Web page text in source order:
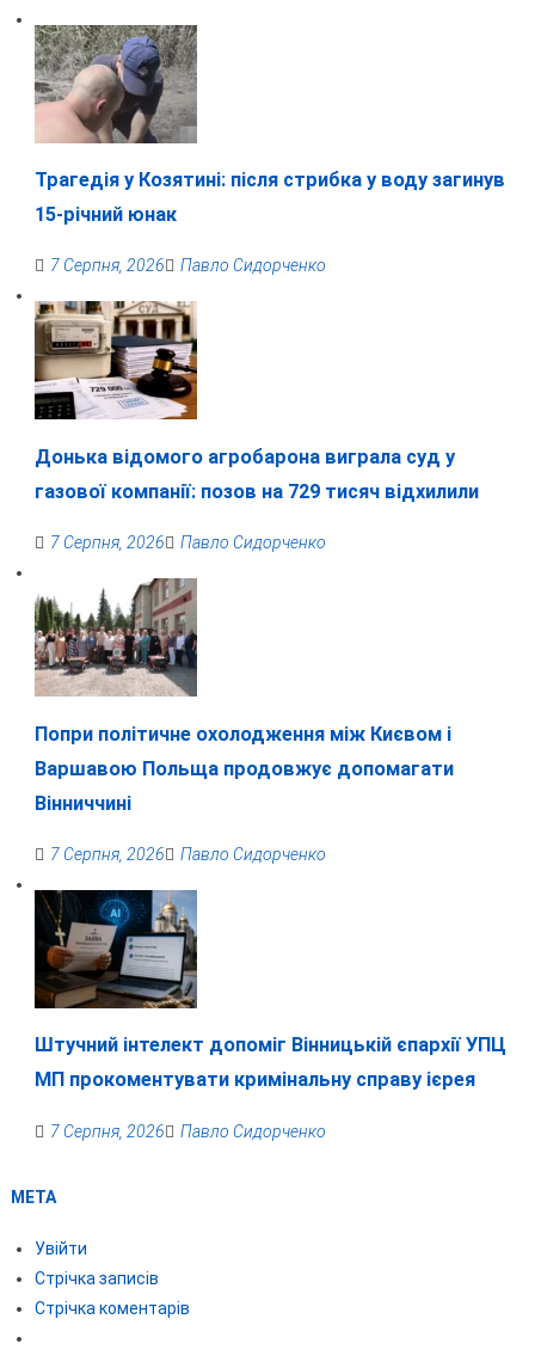
Трагедія у Козятині: після стрибка у воду загинув
15-річний юнак
7 Серпня, 2026 Павло Сидорченко
Донька відомого агробарона виграла суд у
газової компанії: позов на 729 тисяч відхилили
7 Серпня, 2026 Павло Сидорченко
Попри політичне охолодження між Києвом і
Варшавою Польща продовжує допомагати
Вінниччині
7 Серпня, 2026 Павло Сидорченко
Штучний інтелект допоміг Вінницькій єпархії УПЦ
МП прокоментувати кримінальну справу ієрея
7 Серпня, 2026 Павло Сидорченко
МЕТА
Увійти
Стрічка записів
Стрічка коментарів